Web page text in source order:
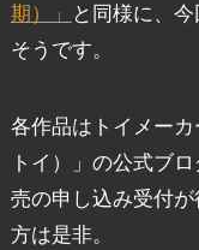
期）」
と同様に、
そうです。
各作品はトイメーカ
トイ）」の公式ブ
売の申し込み受付
方は是非。